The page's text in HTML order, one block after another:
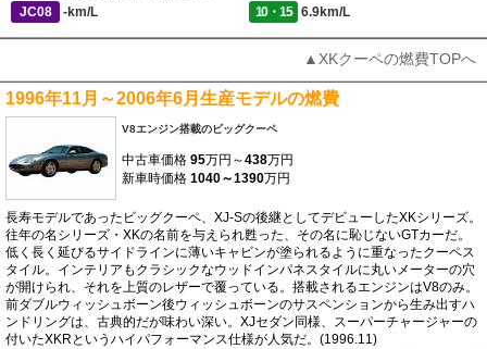
JC08
-km/L 10・15 6.9km/L
▲XKクーペの燃費TOPへ
1996年11月～2006年6月生産モデルの燃費
V8エンジン搭載のビッグクーペ
中古車価格 95万円～438万円
新車時価格 1040～1390万円
長寿モデルであったビッグクーペ、XJ-Sの後継としてデビューしたXKシリーズ。
往年の名シリーズ・XKの名前を与えられ甦った、その名に恥じないGTカーだ。
低く長く延びるサイドラインに薄いキャビンが塗られるように重なったクーペス
タイル。インテリアもクラシックなウッドインパネスタイルに丸いメーターの穴
が開けられ、それを上質のレザーで覆っている。搭載されるエンジンはV8のみ。
前ダブルウィッシュボーン後ウィッシュボーンのサスペンションから生み出すハ
ンドリングは、古典的だが味わい深い。XJセダン同様、スーパーチャージャーの
付いたXKRというハイパフォーマンス仕様が人気だ。(1996.11)